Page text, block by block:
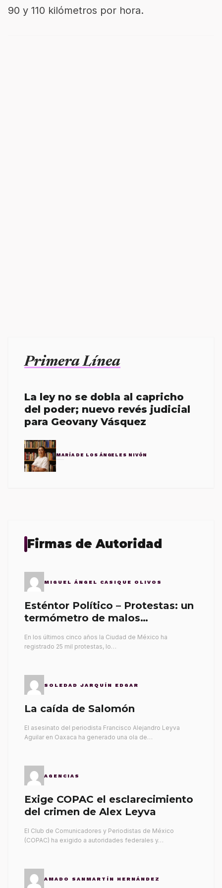
90 y 110 kilómetros por hora.
Primera Línea
La ley no se dobla al capricho
del poder; nuevo revés judicial
para Geovany Vásquez
MARÍA DE LOS ÁNGELES NIVÓN
Firmas de Autoridad
MIGUEL ÁNGEL CASIQUE OLIVOS
Esténtor Político – Protestas: un
termómetro de malos
En los últimos cinco años la Ciudad de México ha
registrado 25 mil protestas, lo…
SOLEDAD JARQUÍN EDGAR
La caída de Salomón
El asesinato del periodista Francisco Alejandro Leyva
Aguilar en Oaxaca ha generado una ola de…
AGENCIAS
Exige COPAC el esclarecimiento
del crimen de Alex Leyva
El Club de Comunicadores y Periodistas de México
(COPAC) ha exigido a autoridades federales y…
AMADO SANMARTÍN HERNÁNDEZ